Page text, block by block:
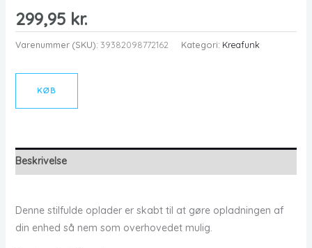
299,95 kr.
Varenummer (SKU): 39382098772162 Kategori: Kreafunk
KØB
Beskrivelse
Denne stilfulde oplader er skabt til at gøre opladningen af
din enhed så nem som overhovedet mulig.